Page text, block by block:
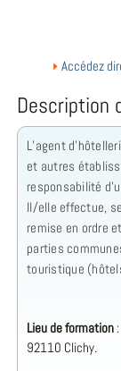
Accédez
Description
L’agent
et autres
responsabilité
Il/elle effectue,
remise en ordre
parties
touristique
Lieu de formation
92110 Clichy.